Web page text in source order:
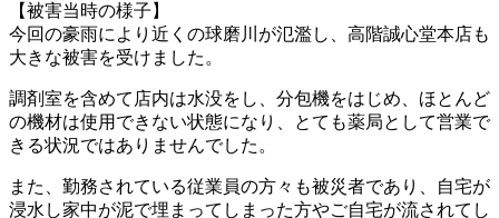
【被害当時の様子】
今回の豪雨により近くの球磨川が氾濫し、高階誠心堂本店も
大きな被害を受けました。
調剤室を含めて店内は水没をし、分包機をはじめ、ほとんど
の機材は使用できない状態になり、とても薬局として営業で
きる状況ではありませんでした。
また、勤務されている従業員の方々も被災者であり、自宅が
浸水し家中が泥で埋まってしまった方やご自宅が流されてし